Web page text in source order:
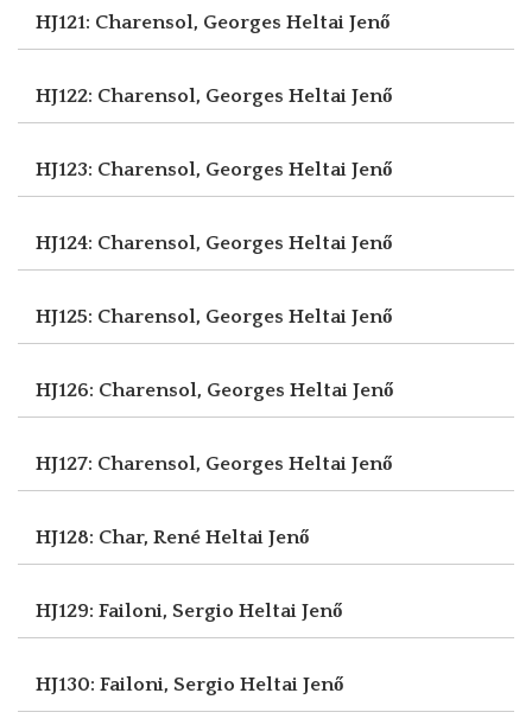
HJ121: Charensol, Georges Heltai Jenő
HJ122: Charensol, Georges Heltai Jenő
HJ123: Charensol, Georges Heltai Jenő
HJ124: Charensol, Georges Heltai Jenő
HJ125: Charensol, Georges Heltai Jenő
HJ126: Charensol, Georges Heltai Jenő
HJ127: Charensol, Georges Heltai Jenő
HJ128: Char, René Heltai Jenő
HJ129: Failoni, Sergio Heltai Jenő
HJ130: Failoni, Sergio Heltai Jenő